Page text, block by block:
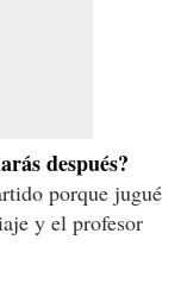
después?
porque jugué
y el profesor